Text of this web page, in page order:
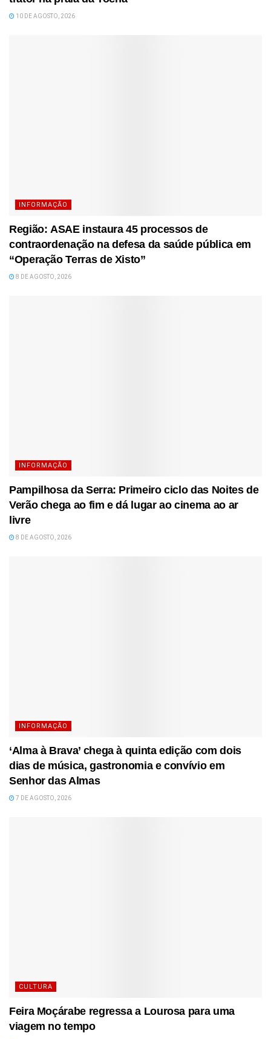
10 DE AGOSTO, 2026
INFORMAÇÃO
Região: ASAE instaura 45 processos de
contraordenação na defesa da saúde pública em
“Operação Terras de Xisto”
8 DE AGOSTO, 2026
INFORMAÇÃO
Pampilhosa da Serra: Primeiro ciclo das Noites de
Verão chega ao fim e dá lugar ao cinema ao ar
livre
8 DE AGOSTO, 2026
INFORMAÇÃO
‘Alma à Brava’ chega à quinta edição com dois
dias de música, gastronomia e convívio em
Senhor das Almas
7 DE AGOSTO, 2026
CULTURA
Feira Moçárabe regressa a Lourosa para uma
viagem no tempo